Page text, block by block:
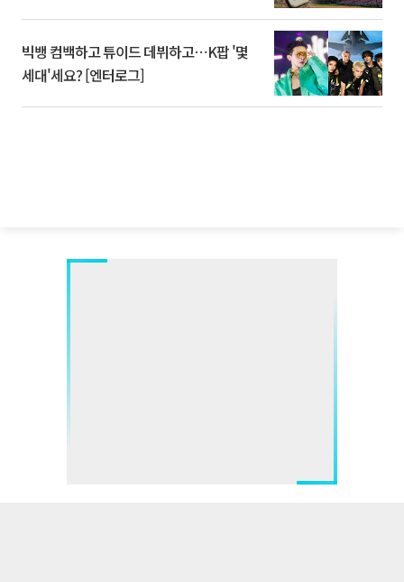
빅뱅 컴백하고 튜이드 데뷔하고⋯K팝 '몇
세대'세요? [엔터로그]